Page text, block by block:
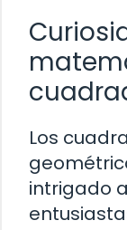
Los
intrigado